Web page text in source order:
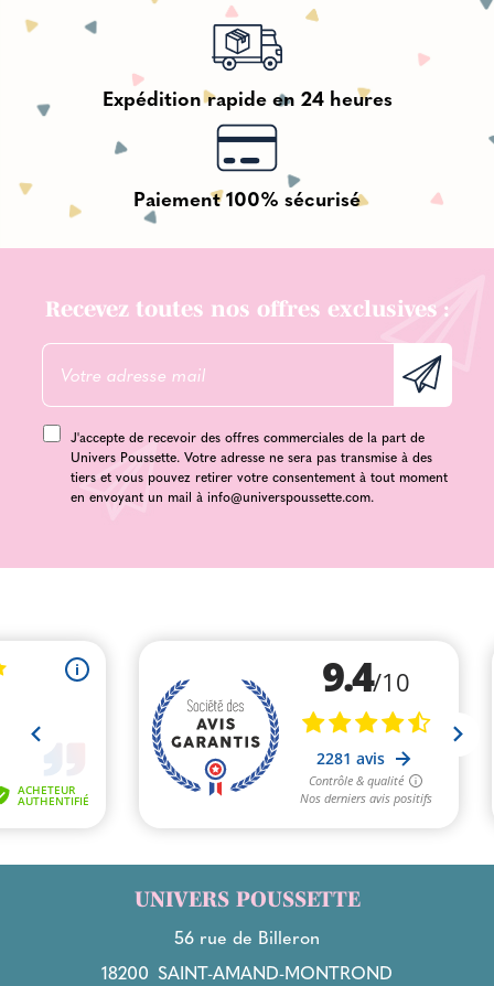
Expédition rapide en 24 heures
Paiement 100% sécurisé
Recevez toutes nos offres exclusives :
J'accepte de recevoir des offres commerciales de la part de
Univers Poussette. Votre adresse ne sera pas transmise à des
tiers et vous pouvez retirer votre consentement à tout moment
en envoyant un mail à info@universpoussette.com.
UNIVERS POUSSETTE
56 rue de Billeron
18200 SAINT-AMAND-MONTROND